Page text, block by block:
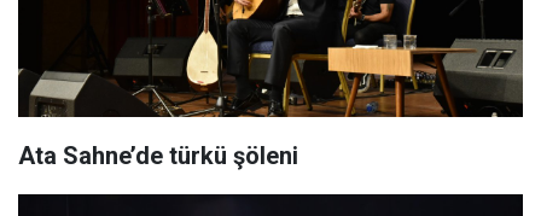
Ata Sahne’de türkü şöleni